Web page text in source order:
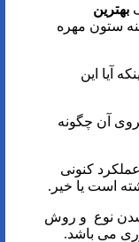
بهترین
ستون مهره
آیا این
آن چگونه
کنونی
است یا خیر.
نوع و روش
می باشد.